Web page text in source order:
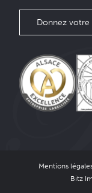
Donnez votre
Mentions
Bitz